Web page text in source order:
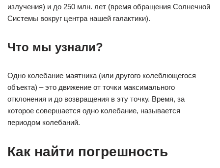
излучения) и до 250 млн. лет (время обращения Солнечной
Системы вокруг центра нашей галактики).
Что мы узнали?
Одно колебание маятника (или другого колеблющегося
объекта) – это движение от точки максимального
отклонения и до возвращения в эту точку. Время, за
которое совершается одно колебание, называется
периодом колебаний.
Как найти погрешность